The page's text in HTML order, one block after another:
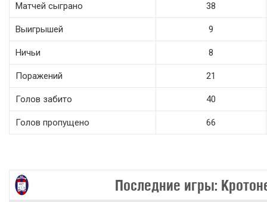
Матчей сыграно 38
Выигрышей 9
Ничьи 8
Поражений 21
Голов забито 40
Голов пропущено 66
Последние игры: